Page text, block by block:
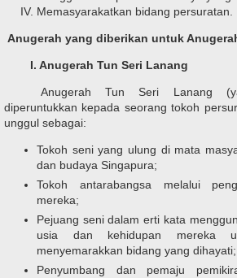
Memasyarakatkan bidang persuratan.
Anugerah yang diberikan untuk
I. Anugerah Tun Seri Lanang
Anugerah Tun Seri Lanang
diperuntukkan kepada seorang tokoh
unggul sebagai:
Tokoh seni yang ulung di mata
dan budaya Singapura;
Tokoh antarabangsa melalui
mereka;
Pejuang seni dalam erti kata
usia dan kehidupan mereka
menyemarakkan bidang yang
Penyumbang dan pemaju